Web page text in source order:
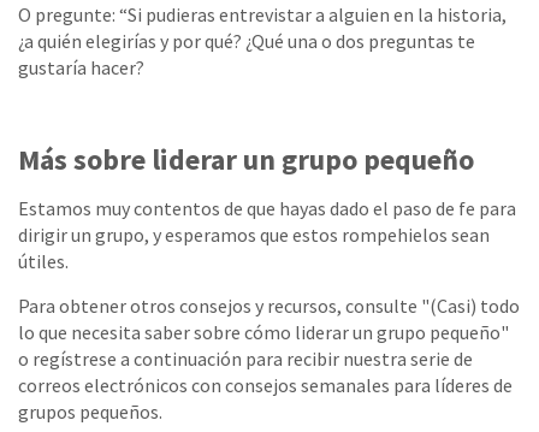
O pregunte: “Si pudieras entrevistar a alguien en la historia,
¿a quién elegirías y por qué? ¿Qué una o dos preguntas te
gustaría hacer?
Más sobre liderar un grupo pequeño
Estamos muy contentos de que hayas dado el paso de fe para
dirigir un grupo, y esperamos que estos rompehielos sean
útiles.
Para obtener otros consejos y recursos, consulte "(Casi) todo
lo que necesita saber sobre cómo liderar un grupo pequeño"
o regístrese a continuación para recibir nuestra serie de
correos electrónicos con consejos semanales para líderes de
grupos pequeños.